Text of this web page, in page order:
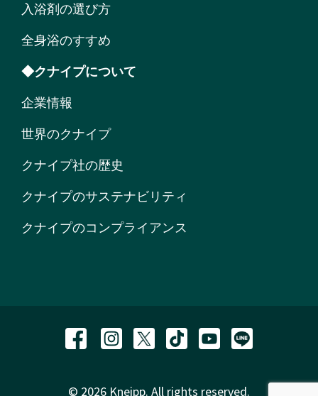
入浴剤の選び方
全身浴のすすめ
◆クナイプについて
企業情報
世界のクナイプ
クナイプ社の歴史
クナイプのサステナビリティ
クナイプのコンプライアンス
© 2026 Kneipp. All rights reserved.